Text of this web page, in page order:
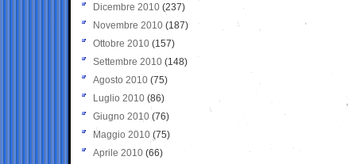
Dicembre 2010 (237)
Novembre 2010 (187)
Ottobre 2010 (157)
Settembre 2010 (148)
Agosto 2010 (75)
Luglio 2010 (86)
Giugno 2010 (76)
Maggio 2010 (75)
Aprile 2010 (66)